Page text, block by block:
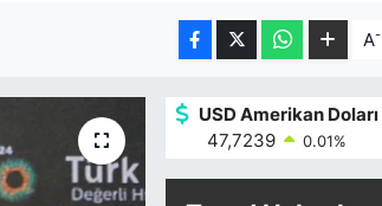
A-
USD Amerikan Doları
47,7239
0.01%